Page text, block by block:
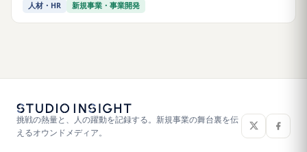
人材・HR 新規事業・事業開発
挑戦の熱量と、人の躍動を記録する。新規事業の舞台裏を伝
えるオウンドメディア。